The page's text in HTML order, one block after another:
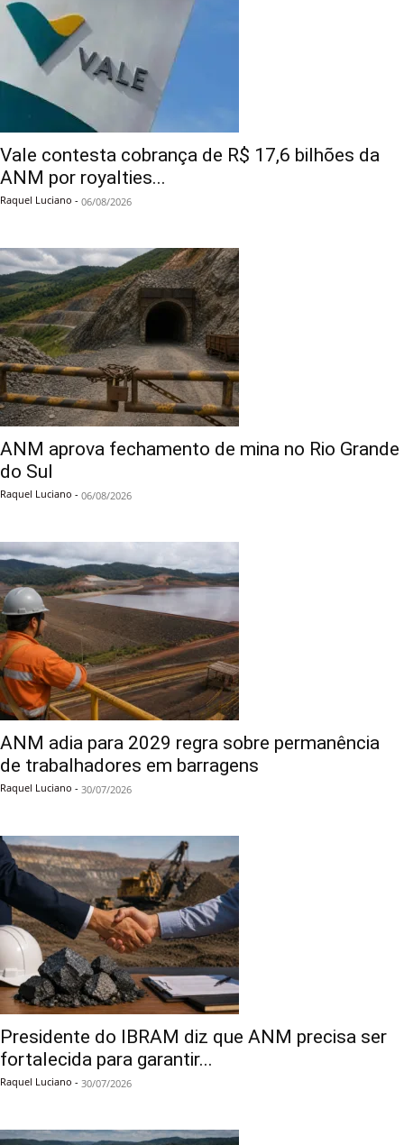
Vale contesta cobrança de R$ 17,6 bilhões da
ANM por royalties...
Raquel Luciano - 06/08/2026
ANM aprova fechamento de mina no Rio Grande
do Sul
Raquel Luciano - 06/08/2026
ANM adia para 2029 regra sobre permanência
de trabalhadores em barragens
Raquel Luciano - 30/07/2026
Presidente do IBRAM diz que ANM precisa ser
fortalecida para garantir...
Raquel Luciano - 30/07/2026